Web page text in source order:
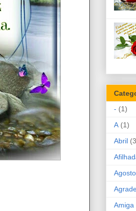
- (1)
A (1)
Abril
Agosto
Amiga